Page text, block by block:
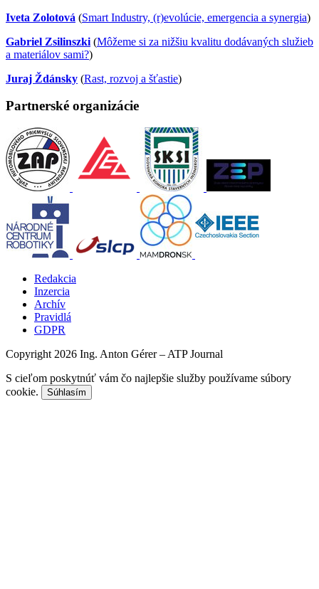
Iveta Zolotová (Smart Industry, (r)evolúcie, emergencia a synergia)
Gabriel Zsilinszki (Môžeme si za nižšiu kvalitu dodávaných služieb
a materiálov sami?)
Juraj Ždánsky (Rast, rozvoj a šťastie)
Partnerské organizácie
Redakcia
Inzercia
Archív
Pravidlá
GDPR
Copyright 2026 Ing. Anton Gérer – ATP Journal
S cieľom poskytnúť vám čo najlepšie služby používame súbory
cookie.
Súhlasím